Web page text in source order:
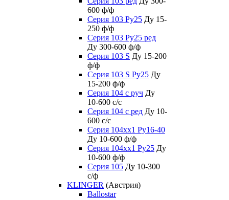
600 ф/ф
Серия 103 Ру25 Ду 15-
250 ф/ф
Серия 103 Ру25 ред
Ду 300-600 ф/ф
Серия 103 S Ду 15-200
ф/ф
Серия 103 S Ру25 Ду
15-200 ф/ф
Серия 104 с руч Ду
10-600 с/с
Серия 104 с ред Ду 10-
600 с/с
Серия 104xx1 Ру16-40
Ду 10-600 ф/ф
Серия 104xx1 Ру25 Ду
10-600 ф/ф
Серия 105 Ду 10-300
с/ф
KLINGER (Австрия)
Ballostar